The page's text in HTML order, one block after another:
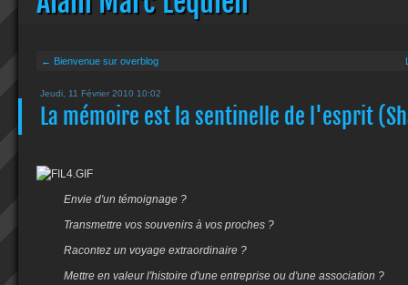
← Bienvenue sur overblog
Jeudi, 11 Février 2010 10:02
La mémoire est la sentinelle de l'esprit
Envie d'un témoignage ?
Transmettre vos souvenirs à vos proches ?
Racontez un voyage extraordinaire ?
Mettre en valeur l'histoire d'une entreprise ou d'une association ?